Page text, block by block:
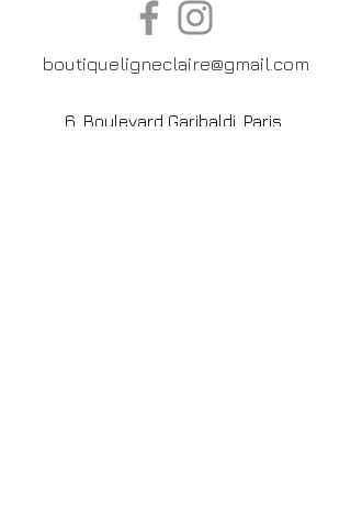
boutiqueligneclaire@gmail.com
6, Boulevard Garibaldi, Paris